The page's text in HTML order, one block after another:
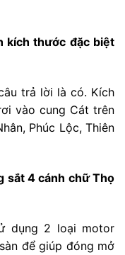
kích thước đặc biệt
trả lời là có. Kích
vào cung Cát trên
Phúc Lộc, Thiên
sắt 4 cánh chữ Thọ
dụng 2 loại motor
để giúp đóng mở